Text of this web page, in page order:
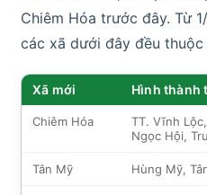
Chiêm Hóa trước đây. Từ
các xã dưới đây đều thuộc
Xã mới Hình thành
Chiêm Hóa
TT. Vĩnh
Ngọc Hội,
Tân Mỹ Hùng Mỹ,